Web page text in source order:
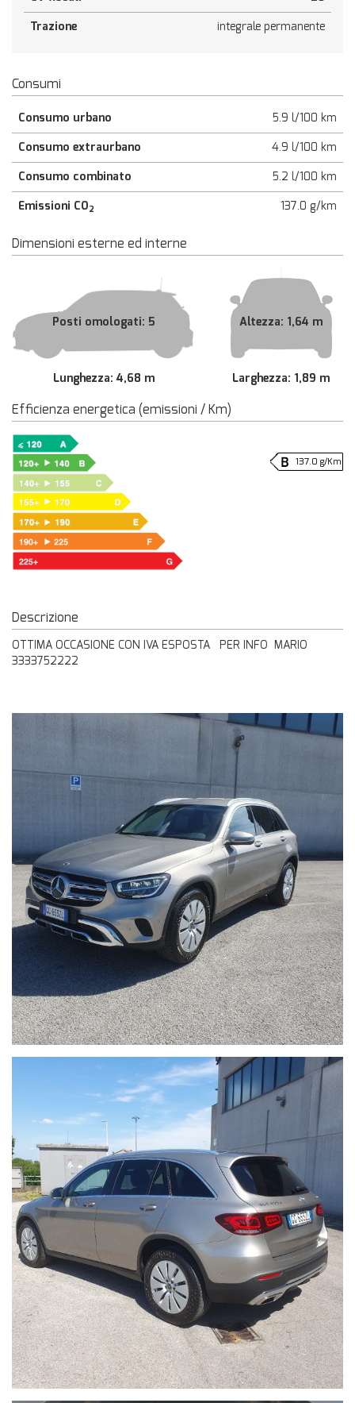
Trazione
integrale permanente
Consumi
Consumo urbano
5.9 l/100 km
Consumo extraurbano
4.9 l/100 km
Consumo combinato
5.2 l/100 km
Emissioni CO2 137.0 g/km
Dimensioni esterne ed interne
Posti omologati: 5
Lunghezza: 4,68 m
Altezza: 1,64 m
Larghezza: 1,89 m
Efficienza energetica (emissioni / Km)
137.0 g/Km
Descrizione
OTTIMA OCCASIONE CON IVA ESPOSTA PER INFO MARIO
3333752222